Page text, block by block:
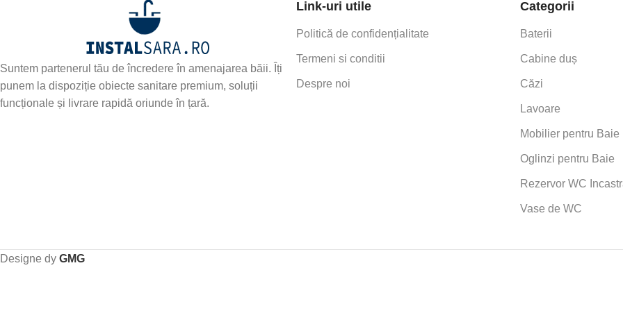
Suntem partenerul tău de încredere în amenajarea băii. Îți
punem la dispoziție obiecte sanitare premium, soluții
funcționale și livrare rapidă oriunde în țară.
Link-uri utile
Politică de confidențialitate
Termeni si conditii
Despre noi
Categorii
Baterii
Cabine duș
Căzi
Lavoare
Mobilier pentru Baie
Oglinzi pentru Baie
Rezervor WC
Vase de WC
Designe dy GMG